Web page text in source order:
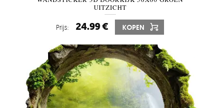
UITZICHT
Prijs: 24.99 € KOPEN